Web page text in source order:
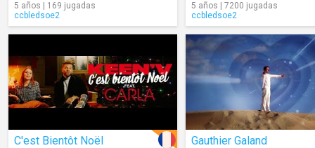
5 años | 169 jugadas
ccbledsoe2
5 años | 7200 jugadas
ccbledsoe2
C'est Bientôt Noël Gauthier Galand